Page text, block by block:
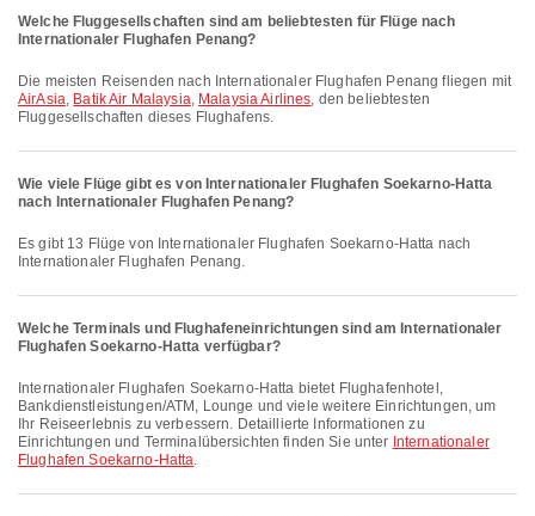
Welche Fluggesellschaften sind am beliebtesten für Flüge nach
Internationaler Flughafen Penang?
Die meisten Reisenden nach Internationaler Flughafen Penang fliegen mit
AirAsia, Batik Air Malaysia, Malaysia Airlines, den beliebtesten
Fluggesellschaften dieses Flughafens.
Wie viele Flüge gibt es von Internationaler Flughafen Soekarno-Hatta
nach Internationaler Flughafen Penang?
Es gibt 13 Flüge von Internationaler Flughafen Soekarno-Hatta nach
Internationaler Flughafen Penang.
Welche Terminals und Flughafeneinrichtungen sind am Internationaler
Flughafen Soekarno-Hatta verfügbar?
Internationaler Flughafen Soekarno-Hatta bietet Flughafenhotel,
Bankdienstleistungen/ATM, Lounge und viele weitere Einrichtungen, um
Ihr Reiseerlebnis zu verbessern. Detaillierte Informationen zu
Einrichtungen und Terminalübersichten finden Sie unter Internationaler
Flughafen Soekarno-Hatta.